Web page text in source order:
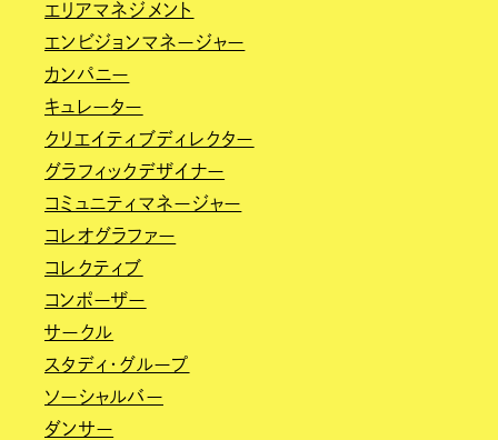
エリアマネジメント
エンビジョンマネージャー
カンパニー
キュレーター
クリエイティブディレクター
グラフィックデザイナー
コミュニティマネージャー
コレオグラファー
コレクティブ
コンポーザー
サークル
スタディ・グループ
ソーシャルバー
ダンサー